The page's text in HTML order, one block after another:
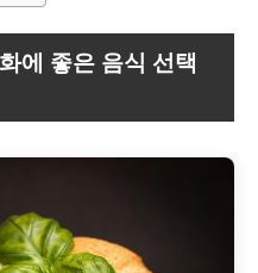
에 좋은 음식 선택